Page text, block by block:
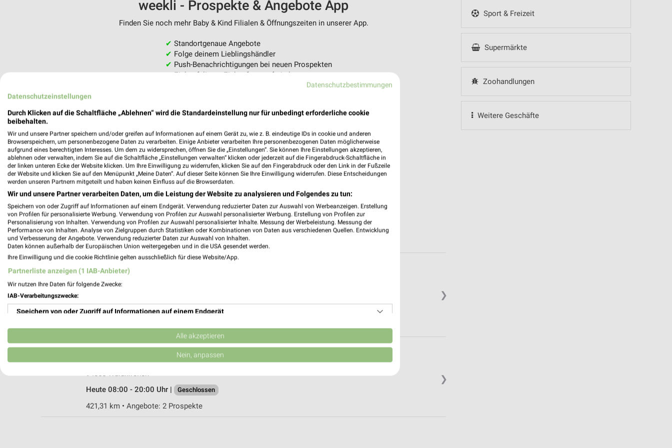
Sport & Freizeit
Supermärkte
Zoohandlungen
Weitere Geschäfte
weekli - Prospekte & Angebote App
Finden Sie noch mehr Baby & Kind Filialen & Öffnungszeiten in unserer App.
✔ Standortgenaue Angebote
✔ Folge deinem Lieblingshändler
✔ Push-Benachrichtigungen bei neuen Prospekten
✔Einkaufsliste - Einkauf stressfrei planen
❯
Ernsting's family Salzweg
94121 Salzweg
Heute 09:00 - 20:00 Uhr | Geschlossen
❯
Bannholzstr. 35
94065 Waldkirchen
Heute 08:00 - 20:00 Uhr |
Geschlossen
421,31 km • Angebote: 2 Prospekte
Datenschutzbestimmungen
Datenschutzeinstellungen
Durch Klicken auf die Schaltfläche „Ablehnen“ wird die Standardeinstellung nur für unbedingt erforderliche cookie
beibehalten.
Wir und unsere Partner speichern und/oder greifen auf Informationen auf einem Gerät zu, wie z. B. eindeutige IDs in cookie und anderen
Browserspeichern, um personenbezogene Daten zu verarbeiten. Einige Anbieter verarbeiten Ihre personenbezogenen Daten möglicherweise
aufgrund eines berechtigten Interesses. Um dem zu widersprechen, öffnen Sie die „Einstellungen“. Sie können Ihre Einstellungen akzeptieren,
ablehnen oder verwalten, indem Sie auf die Schaltfläche „Einstellungen verwalten“ klicken oder jederzeit auf die Fingerabdruck-Schaltfläche in
der linken unteren Ecke der Website klicken. Um Ihre Einwilligung zu widerrufen, klicken Sie auf den Fingerabdruck oder den Link in der Fußzeile
der Website und klicken Sie auf den Menüpunkt „Meine Daten“. Auf dieser Seite können Sie Ihre Einwilligung widerrufen. Diese Entscheidungen
werden unseren Partnern mitgeteilt und haben keinen Einfluss auf die Browserdaten.
Wir und unsere Partner verarbeiten Daten, um die Leistung der Website zu analysieren und Folgendes zu tun:
Speichern von oder Zugriff auf Informationen auf einem Endgerät. Verwendung reduzierter Daten zur Auswahl von Werbeanzeigen. Erstellung
von Profilen für personalisierte Werbung. Verwendung von Profilen zur Auswahl personalisierter Werbung. Erstellung von Profilen zur
Personalisierung von Inhalten. Verwendung von Profilen zur Auswahl personalisierter Inhalte. Messung der Werbeleistung. Messung der
Performance von Inhalten. Analyse von Zielgruppen durch Statistiken oder Kombinationen von Daten aus verschiedenen Quellen. Entwicklung
und Verbesserung der Angebote. Verwendung reduzierter Daten zur Auswahl von Inhalten.
Daten können außerhalb der Europäischen Union weitergegeben und in die USA gesendet werden.
Ihre Einwilligung und die cookie Richtlinie gelten ausschließlich für diese Website/App.
Partnerliste anzeigen (1 IAB-Anbieter)
Wir nutzen Ihre Daten für folgende Zwecke:
IAB-Verarbeitungszwecke:
Speichern von oder Zugriff auf Informationen auf einem Endgerät
Verwendung reduzierter Daten zur Auswahl von Werbeanzeigen
Erstellung von Profilen für personalisierte Werbung
Erstellung von Profilen zur Personalisierung von Inhalten
Alle akzeptieren
Nein, anpassen